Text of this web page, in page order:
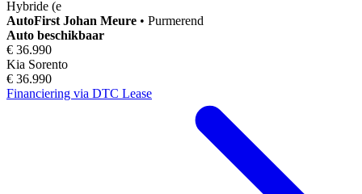
Hybride (e
AutoFirst Johan Meure • Purmerend
Auto beschikbaar
€ 36.990
Kia Sorento
€ 36.990
Financiering via DTC Lease